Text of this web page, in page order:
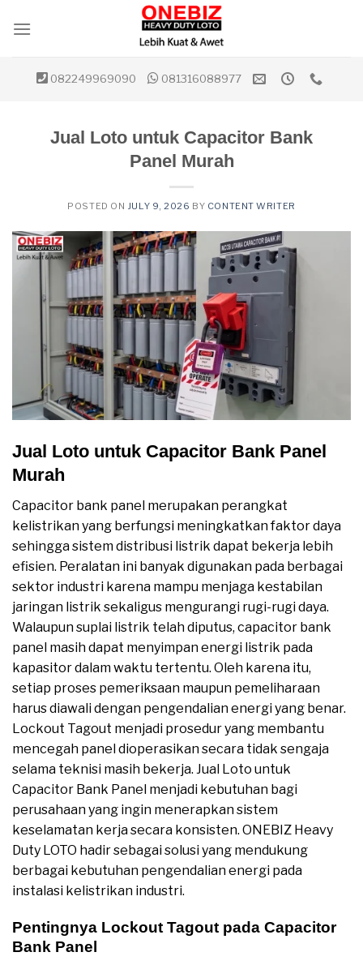
082249969090 081316088977
Jual Loto untuk Capacitor Bank
Panel Murah
POSTED ON JULY 9, 2026 BY CONTENT WRITER
Jual Loto untuk Capacitor Bank Panel
Murah
Capacitor bank panel merupakan perangkat
kelistrikan yang berfungsi meningkatkan faktor daya
sehingga sistem distribusi listrik dapat bekerja lebih
efisien. Peralatan ini banyak digunakan pada berbagai
sektor industri karena mampu menjaga kestabilan
jaringan listrik sekaligus mengurangi rugi-rugi daya.
Walaupun suplai listrik telah diputus, capacitor bank
panel masih dapat menyimpan energi listrik pada
kapasitor dalam waktu tertentu. Oleh karena itu,
setiap proses pemeriksaan maupun pemeliharaan
harus diawali dengan pengendalian energi yang benar.
Lockout Tagout menjadi prosedur yang membantu
mencegah panel dioperasikan secara tidak sengaja
selama teknisi masih bekerja. Jual Loto untuk
Capacitor Bank Panel menjadi kebutuhan bagi
perusahaan yang ingin menerapkan sistem
keselamatan kerja secara konsisten. ONEBIZ Heavy
Duty LOTO hadir sebagai solusi yang mendukung
berbagai kebutuhan pengendalian energi pada
instalasi kelistrikan industri.
Pentingnya Lockout Tagout pada Capacitor
Bank Panel